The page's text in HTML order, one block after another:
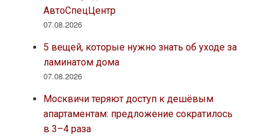
АвтоСпецЦентр
07.08.2026
5 вещей, которые нужно знать об уходе за
ламинатом дома
07.08.2026
Москвичи теряют доступ к дешёвым
апартаментам: предложение сократилось
в 3–4 раза